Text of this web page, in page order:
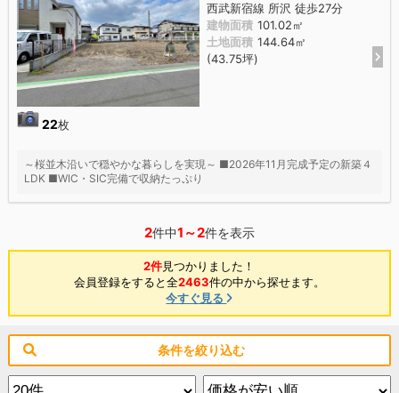
22枚
西武新宿線 所沢 徒歩27分
建物面積 101.02㎡
土地面積 144.64㎡
(43.75坪)
～桜並木沿いで穏やかな暮らしを実現～ ■2026年11月完成予定の新築４
LDK ■WIC・SIC完備で収納たっぷり
2件中1～2件を表示
2件見つかりました！
会員登録をすると全2463件の中から探せます。
今すぐ見る
条件を絞り込む